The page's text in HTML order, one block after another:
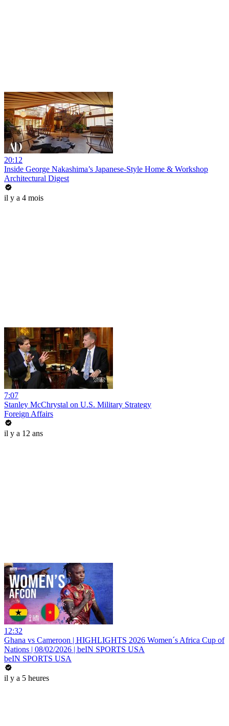
20:12
Inside George Nakashima’s Japanese-Style Home & Workshop
Architectural Digest
il y a 4 mois
7:07
Stanley McChrystal on U.S. Military Strategy
Foreign Affairs
il y a 12 ans
12:32
Ghana vs Cameroon | HIGHLIGHTS 2026 Women´s Africa Cup of
Nations | 08/02/2026 | beIN SPORTS USA
beIN SPORTS USA
il y a 5 heures